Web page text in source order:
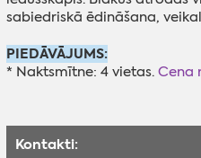
sabiedriskā ēdināšana,
PIEDĀVĀJUMS:
* Naktsmītne: 4 vietas. Cena
Kontakti: